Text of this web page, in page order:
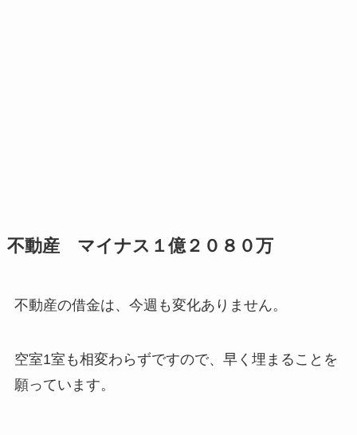
不動産 マイナス１億２０８０万
不動産の借金は、今週も変化ありません。
空室1室も相変わらずですので、早く埋まることを
願っています。